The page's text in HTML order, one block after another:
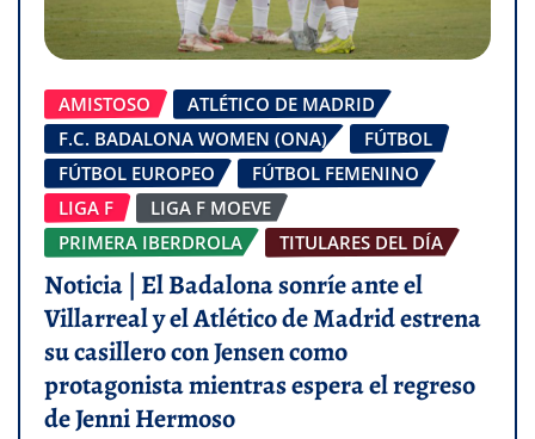
AMISTOSO
ATLÉTICO DE MADRID
F.C. BADALONA WOMEN (ONA)
FÚTBOL
FÚTBOL EUROPEO
FÚTBOL FEMENINO
LIGA F
LIGA F MOEVE
PRIMERA IBERDROLA
TITULARES DEL DÍA
Noticia | El Badalona sonríe ante el
Villarreal y el Atlético de Madrid estrena
su casillero con Jensen como
protagonista mientras espera el regreso
de Jenni Hermoso